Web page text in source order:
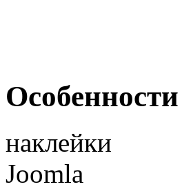
наклейки
Joomla